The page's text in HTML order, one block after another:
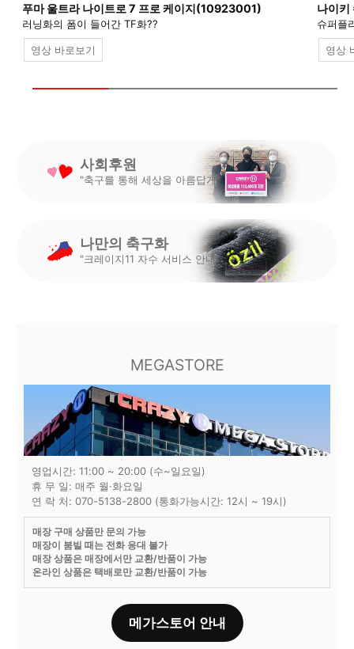
푸마 울트라 나이트로 7 프로 케이지(10923001)
러닝화의 폼이 들어간 TF화??
영상 바로보기
나이
슈퍼플
영상
사회후원
"축구를 통해 세상을 아름답게"
나만의 축구화
"크레이지11 자수 서비스 안내"
MEGASTORE
영업시간: 11:00 ~ 20:00 (수~일요일)
휴 무 일: 매주 월·화요일
연 락 처: 070-5138-2800 (통화가능시간: 12시 ~ 19시)
매장 구매 상품만 문의 가능
매장이 붐빌 때는 전화 응대 불가
매장 상품은 매장에서만 교환/반품이 가능
온라인 상품은 택배로만 교환/반품이 가능
메가스토어 안내